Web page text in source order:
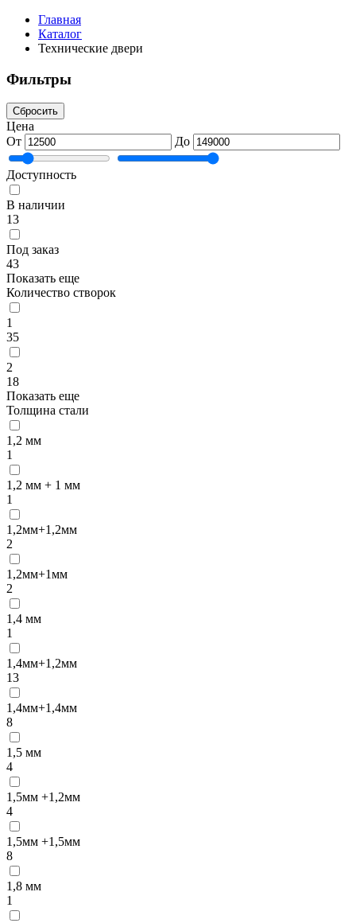
Главная
Каталог
Технические двери
Фильтры
Сбросить
Цена
От
До
Доступность
В наличии
13
Под заказ
43
Показать еще
Количество створок
1
35
2
18
Показать еще
Толщина стали
1,2 мм
1
1,2 мм + 1 мм
1
1,2мм+1,2мм
2
1,2мм+1мм
2
1,4 мм
1
1,4мм+1,2мм
13
1,4мм+1,4мм
8
1,5 мм
4
1,5мм +1,2мм
4
1,5мм +1,5мм
8
1,8 мм
1